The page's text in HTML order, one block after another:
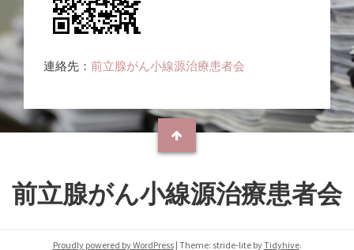
連絡先： 前立腺がん小線源治療患者会
前立腺がん小線源治療患者会
Proudly powered by WordPress | Theme: stride-lite byTidyhive.